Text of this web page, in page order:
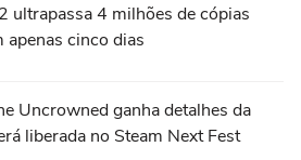
ultrapassa 4 milhões de cópias
apenas cinco dias
Uncrowned ganha detalhes da
liberada no Steam Next Fest